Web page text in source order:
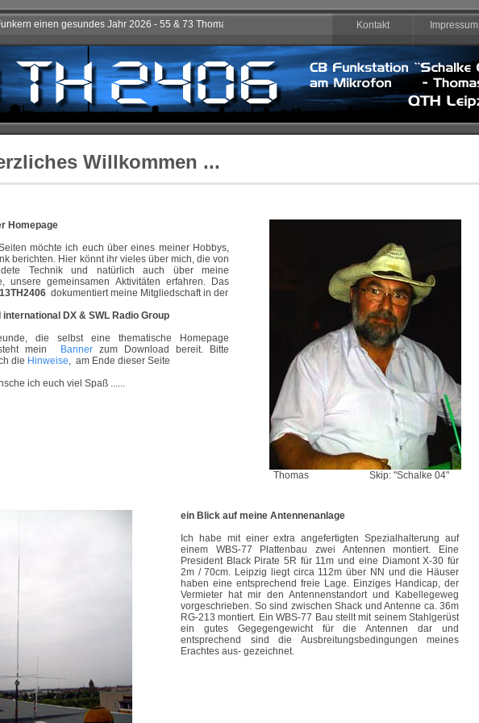
Impressum
Kontakt
Willkommen ...
Homepage
möchte ich euch über eines meiner Hobbys,
berichten. Hier könnt ihr vieles über mich, die von
Technik und natürlich auch über meine
unsere gemeinsamen Aktivitäten erfahren. Das
13TH2406 dokumentiert meine Mitgliedschaft in der
international DX & SWL Radio Group
die selbst eine thematische Homepage
mein
Banner zum Download bereit. Bitte
die Hinweise, am Ende dieser Seite
ich euch viel Spaß ......
Thomas Skip: "Schalke 04"
ein Blick auf meine Antennenanlage
Ich habe mit einer extra angefertigten Spezialhalterung auf
einem WBS-77 Plattenbau zwei Antennen montiert. Eine
President Black Pirate 5R für 11m und eine Diamont X-30 für
2m / 70cm. Leipzig liegt circa 112m über NN und die Häuser
haben eine entsprechend freie Lage. Einziges Handicap, der
Vermieter hat mir den Antennenstandort und Kabellegeweg
vorgeschrieben. So sind zwischen Shack und Antenne ca. 36m
RG-213 montiert. Ein WBS-77 Bau stellt mit seinem Stahlgerüst
ein gutes Gegegengewicht für die Antennen dar und
entsprechend sind die Ausbreitungsbedingungen meines
Erachtes aus- gezeichnet.